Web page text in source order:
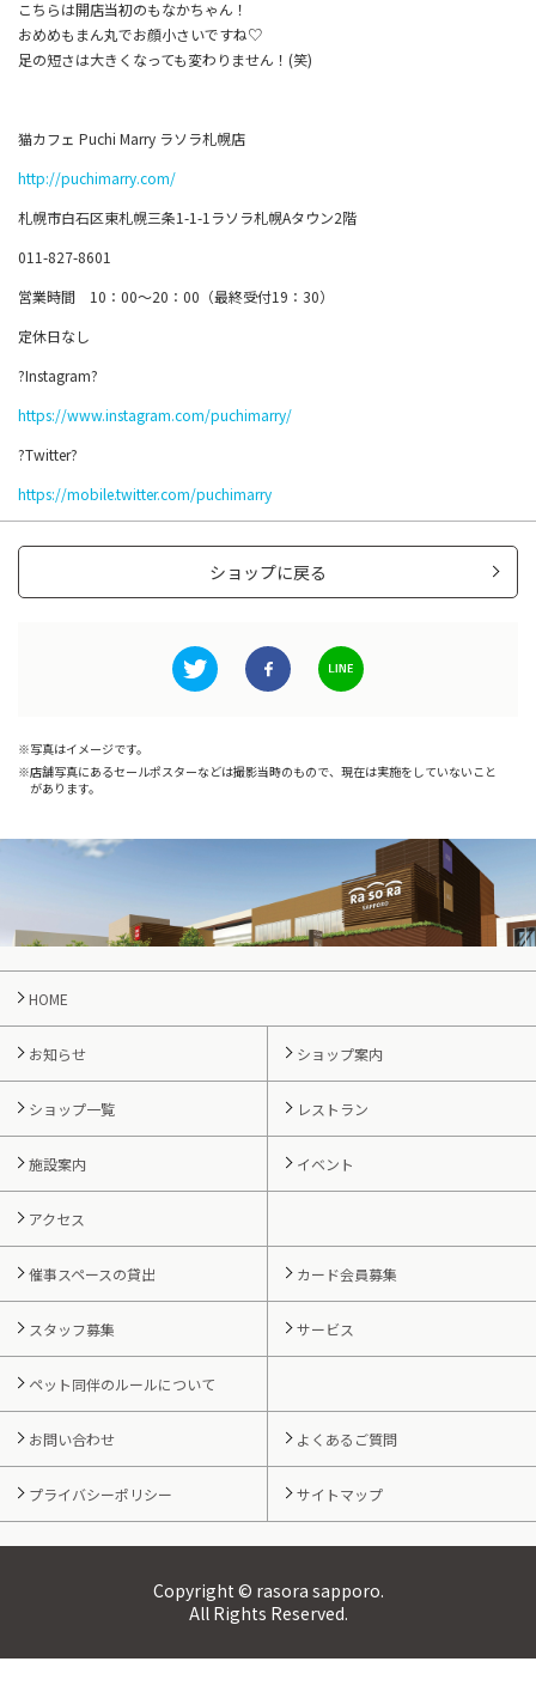
こちらは開店当初のもなかちゃん！
おめめもまん丸でお顔小さいですね♡
足の短さは大きくなっても変わりません！(笑)
猫カフェ Puchi Marry ラソラ札幌店
http://puchimarry.com/
札幌市白石区東札幌三条1-1-1ラソラ札幌Aタウン2階
011-827-8601
営業時間 10：00～20：00（最終受付19：30）
定休日なし
?Instagram?
https://www.instagram.com/puchimarry/
?Twitter?
https://mobile.twitter.com/puchimarry
ショップに戻る
写真はイメージです。
店舗写真にあるセールポスターなどは撮影当時のもので、現在は実施をしていないこと
があります。
HOME
お知らせ ショップ案内
ショップ一覧 レストラン
施設案内 イベント
アクセス
催事スペースの貸出 カード会員募集
スタッフ募集 サービス
ペット同伴のルールについて
お問い合わせ よくあるご質問
プライバシーポリシー サイトマップ
Copyright © rasora sapporo.
All Rights Reserved.